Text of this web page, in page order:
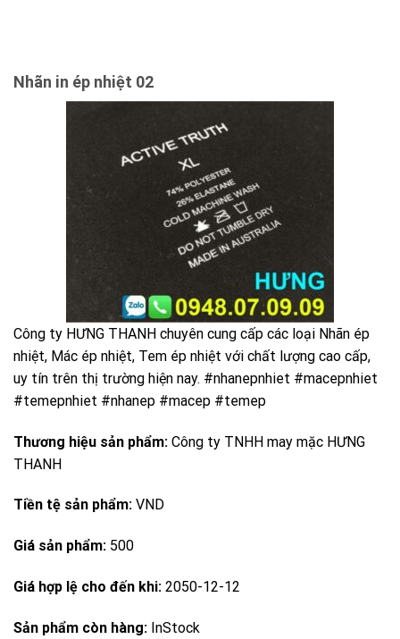
Nhãn in ép nhiệt 02
Công ty HƯNG THANH chuyên cung cấp các loại Nhãn ép
nhiệt, Mác ép nhiệt, Tem ép nhiệt với chất lượng cao cấp,
uy tín trên thị trường hiện nay. #nhanepnhiet #macepnhiet
#temepnhiet #nhanep #macep #temep
Thương hiệu sản phẩm: Công ty TNHH may mặc HƯNG
THANH
Tiền tệ sản phẩm: VND
Giá sản phẩm: 500
Giá hợp lệ cho đến khi: 2050-12-12
Sản phẩm còn hàng: InStock